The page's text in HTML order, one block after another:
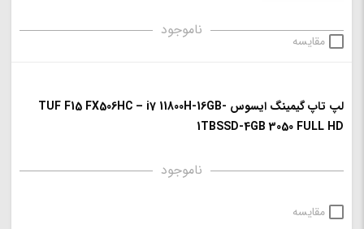
ناموجود
مقایسه
لپ تاپ گیمینگ ایسوس TUF F15 FX506HC – i7 11800H-16GB-
1TBSSD-4GB 3050 FULL HD
ناموجود
مقایسه